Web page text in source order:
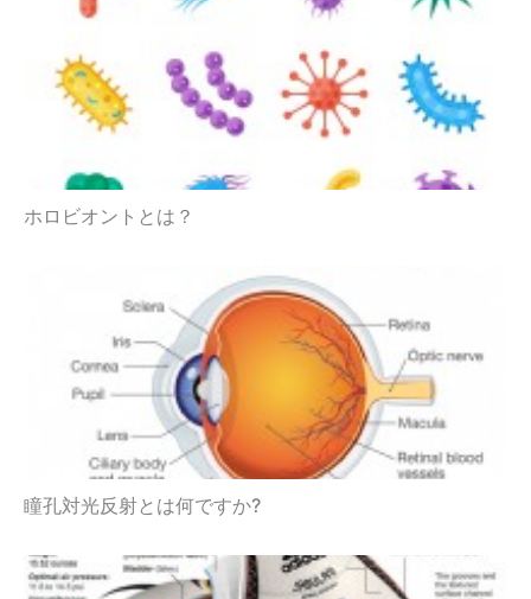
ホロビオントとは？
瞳孔対光反射とは何ですか?